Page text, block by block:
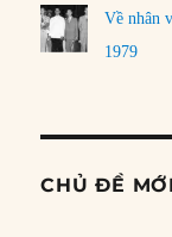
Về nhân
1979
CHỦ ĐỀ MỚI